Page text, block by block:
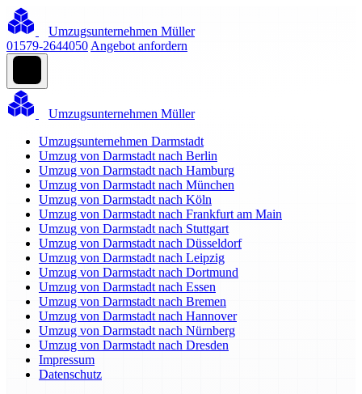
Umzugsunternehmen Müller
01579-2644050 Angebot anfordern
Umzugsunternehmen Müller
Umzugsunternehmen Darmstadt
Umzug von Darmstadt nach Berlin
Umzug von Darmstadt nach Hamburg
Umzug von Darmstadt nach München
Umzug von Darmstadt nach Köln
Umzug von Darmstadt nach Frankfurt am Main
Umzug von Darmstadt nach Stuttgart
Umzug von Darmstadt nach Düsseldorf
Umzug von Darmstadt nach Leipzig
Umzug von Darmstadt nach Dortmund
Umzug von Darmstadt nach Essen
Umzug von Darmstadt nach Bremen
Umzug von Darmstadt nach Hannover
Umzug von Darmstadt nach Nürnberg
Umzug von Darmstadt nach Dresden
Impressum
Datenschutz